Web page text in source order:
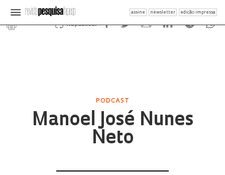
assine newsletter edição impressa
Republicar
PODCAST
Manoel José Nunes
Neto